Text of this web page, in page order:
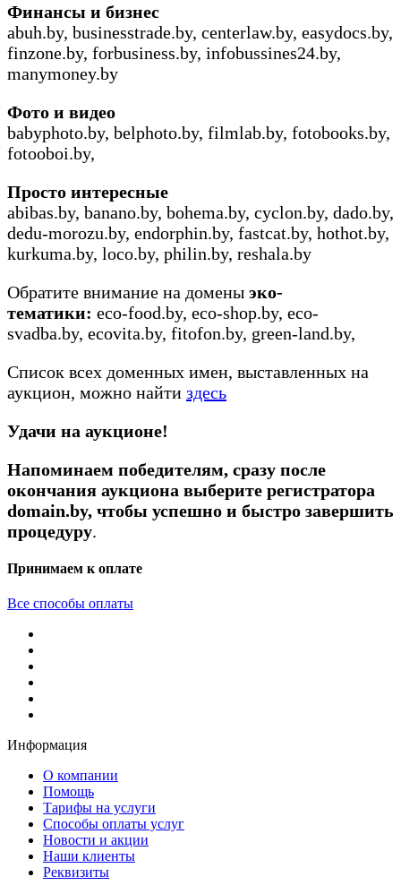
Финансы и бизнес
abuh.by, businesstrade.by, centerlaw.by, easydocs.by,
finzone.by, forbusiness.by, infobussines24.by,
manymoney.by
Фото и видео
babyphoto.by, belphoto.by, filmlab.by, fotobooks.by,
fotooboi.by,
Просто интересные
abibas.by, banano.by, bohema.by, cyclon.by, dado.by,
dedu-morozu.by, endorphin.by, fastcat.by, hothot.by,
kurkuma.by, loco.by, philin.by, reshala.by
Обратите внимание на домены эко-
тематики: eco-food.by, eco-shop.by, eco-
svadba.by, ecovita.by, fitofon.by, green-land.by,
Список всех доменных имен, выставленных на
аукцион, можно найти здесь
Удачи на аукционе!
Напоминаем победителям, сразу после
окончания аукциона выберите регистратора
domain.by, чтобы успешно и быстро завершить
процедуру.
Принимаем к оплате
Все способы оплаты
Информация
О компании
Помощь
Тарифы на услуги
Способы оплаты услуг
Новости и акции
Наши клиенты
Реквизиты